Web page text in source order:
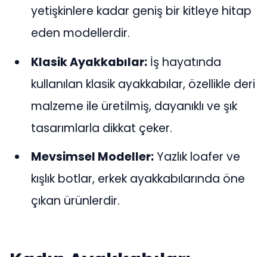
yetişkinlere kadar geniş bir kitleye hitap
eden modellerdir.
Klasik Ayakkabılar: İş hayatında
kullanılan klasik ayakkabılar, özellikle deri
malzeme ile üretilmiş, dayanıklı ve şık
tasarımlarla dikkat çeker.
Mevsimsel Modeller:Yazlık loafer ve
kışlık botlar, erkek ayakkabılarında öne
çıkan ürünlerdir.